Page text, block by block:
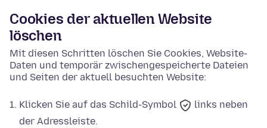
Cookies der aktuellen Website
löschen
Mit diesen Schritten löschen Sie Cookies, Website-
Daten und temporär zwischengespeicherte Dateien
und Seiten der aktuell besuchten Website:
Klicken Sie auf das Schild-Symbol
links neben
der Adressleiste.